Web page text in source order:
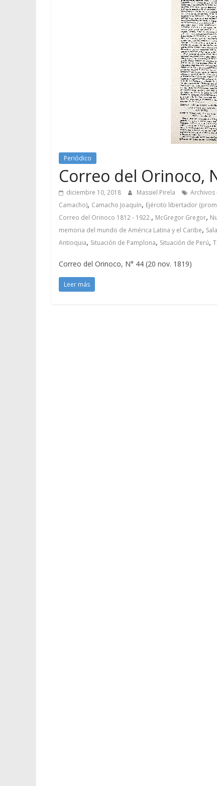
Periódico
Correo del Orinoco,
diciembre 10, 2018 Massiel Pirela Archivos
Camacho), Camacho Joaquín, Ejército libertador
Correo del Orinoco 1812 - 1922., McGregor Gregor,
memoria del mundo de América Latina y el Caribe,
Antioquia, Situación de Pamplona, Situación de Perú,
Correo del Orinoco, N° 44 (20 nov. 1819)
Leer más